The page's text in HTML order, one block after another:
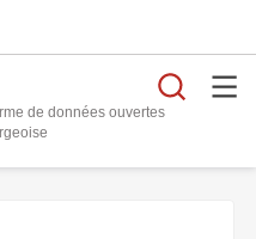
de données ouvertes